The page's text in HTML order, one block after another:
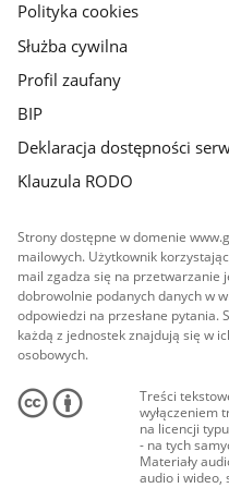
Polityka cookies
Służba cywilna
Profil zaufany
BIP
Deklaracja dostępności
Klauzula RODO
Strony dostępne w domenie
mailowych. Użytkownik
mail zgadza się na przetwarzanie
dobrowolnie podanych danych w
odpowiedzi na przesłane pytania.
każdą z jednostek znajdują się w
osobowych.
Treści
wyłączeniem
na licencji
- na tych
Materiały
audio i wideo,